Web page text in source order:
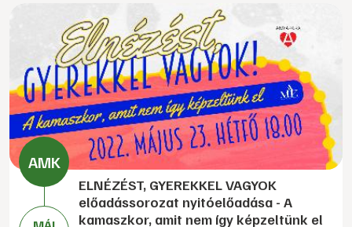
ELNÉZÉST, GYEREKKEL VAGYOK
előadássorozat nyitóelőadása - A
kamaszkor, amit nem így képzeltünk el